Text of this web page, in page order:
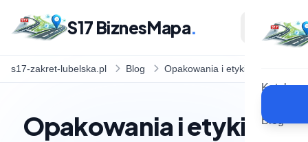
S17 BiznesMapa.
Katalog
Blog
s17-zakret-lubelska.pl Blog Opakowania i etykiety
Opakowania i etykiety